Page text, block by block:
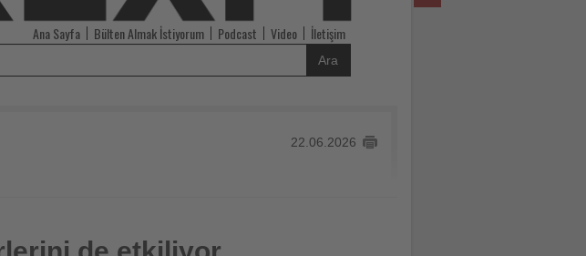
Ana Sayfa Bülten Almak İstiyorum Podcast Video İletişim
Ara
22.06.2026